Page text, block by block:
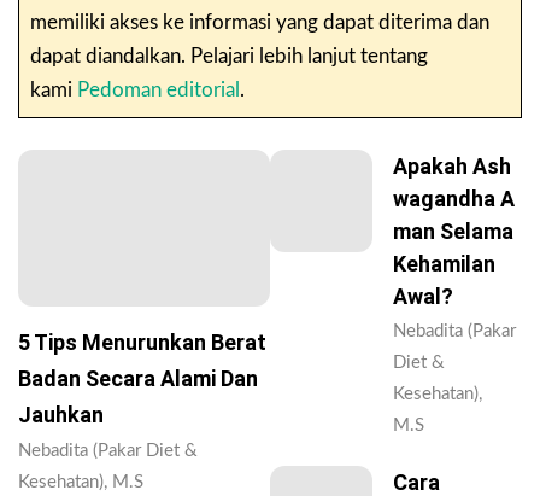
memiliki akses ke informasi yang dapat diterima dan
dapat diandalkan. Pelajari lebih lanjut tentang
kami Pedoman editorial .
5 Tips Menurunkan Berat
Badan Secara Alami Dan
Jauhkan
Nebadita (Pakar Diet &
Kesehatan), M.S
Apakah Ash
Wagandha A
Man Selama
Kehamilan
Awal?
Nebadita (Pakar
Diet &
Kesehatan),
M.S
Cara